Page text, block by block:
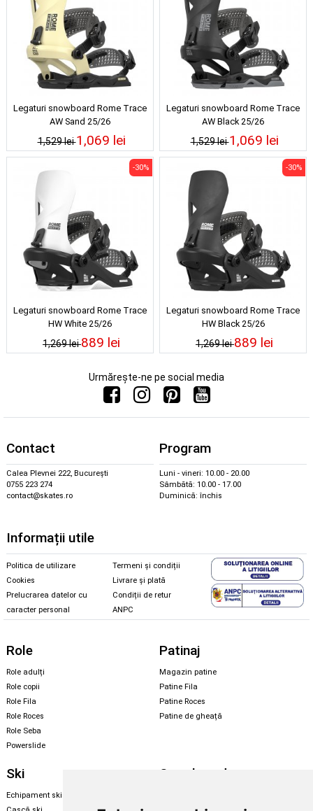
Legaturi snowboard Rome Trace
AW Sand 25/26
1,529 lei1,069 lei
Legaturi snowboard Rome Trace
AW Black 25/26
1,529 lei1,069 lei
Legaturi snowboard Rome Trace
HW White 25/26
1,269 lei
-30%
889 lei
Legaturi snowboard Rome Trace
HW Black 25/26
1,269 lei
-30%
889 lei
Urmărește-ne pe social media
Contact
Calea Plevnei 222, București
0755 223 274
contact@skates.ro
Program
Luni - vineri: 10.00 - 20.00
Sâmbătă: 10.00 - 17.00
Duminică: închis
Informații utile
Politica de utilizare
Cookies
Prelucrarea datelor cu
caracter personal
Termeni și condiții
Livrare și plată
Condiții de retur
ANPC
Role
Role adulți
Role copii
Role Fila
Role Roces
Role Seba
Powerslide
Patinaj
Magazin patine
Patine Fila
Patine Roces
Patine de gheață
Ski
Echipament ski
Snowboard